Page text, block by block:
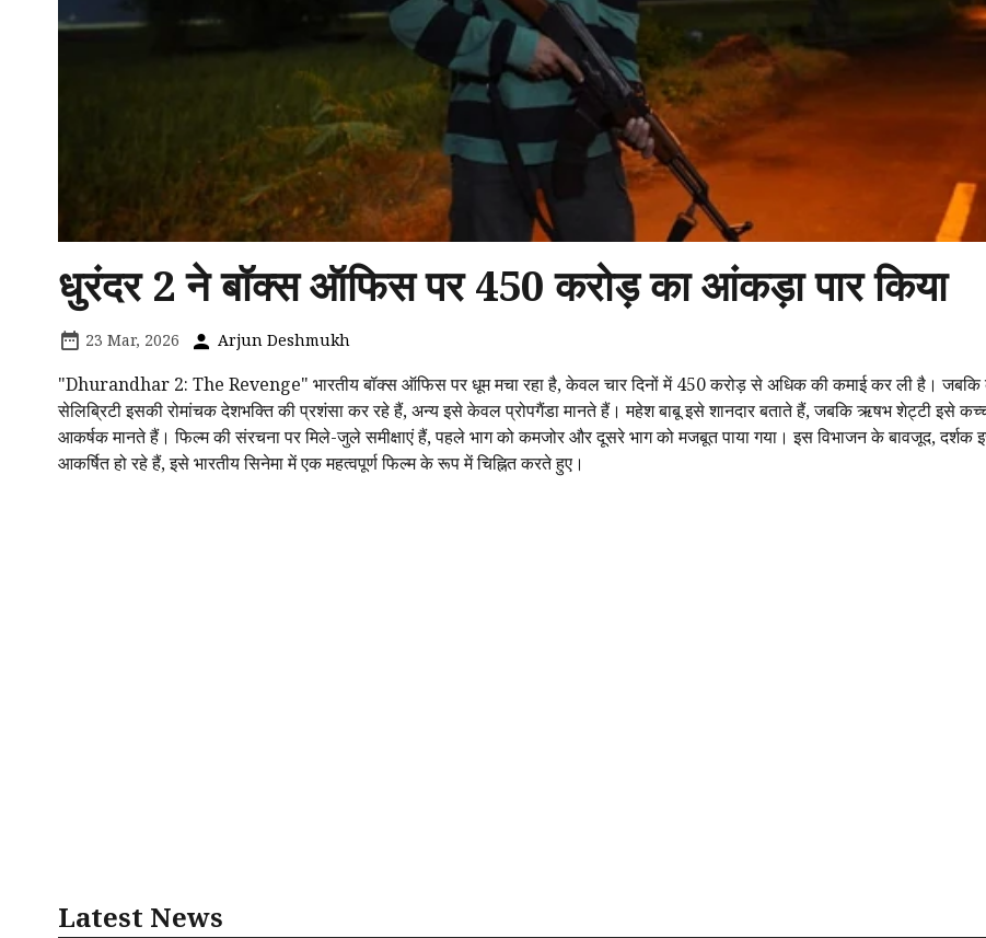
धुरंदर 2 ने बॉक्स ऑफिस पर ₹450 करोड़ का आंकड़ा पार किया
23 Mar, 2026 Arjun Deshmukh
"Dhurandhar 2: The Revenge" भारतीय बॉक्स ऑफिस पर धूम मचा रहा है, केवल चार दिनों में ₹450 करोड़ से अधिक की कमाई कर ली है।
सेलिब्रिटी इसकी रोमांचक देशभक्ति की प्रशंसा कर रहे हैं, अन्य इसे केवल प्रोपगैंडा मानते हैं। महेश बाबू इसे शानदार बताते हैं, जबकि ऋषभ शेट्टी इसे
आकर्षक मानते हैं। फिल्म की संरचना पर मिले-जुले समीक्षाएं हैं, पहले भाग को कमजोर और दूसरे भाग को मजबूत पाया गया। इस विभाजन के बावजूद, दर्शक
आकर्षित हो रहे हैं, इसे भारतीय सिनेमा में एक महत्वपूर्ण फिल्म के रूप में चिह्नित करते हुए।
Latest News